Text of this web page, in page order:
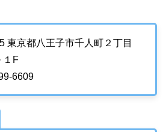
東京都八王子市千人町２丁目
１F
6609